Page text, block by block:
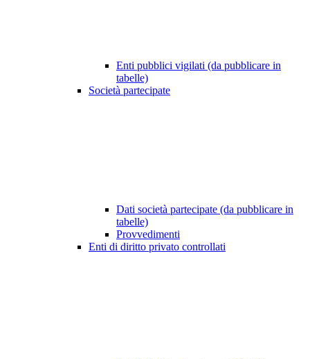
Enti pubblici vigilati (da pubblicare in
tabelle)
Società partecipate
Dati società partecipate (da pubblicare in
tabelle)
Provvedimenti
Enti di diritto privato controllati